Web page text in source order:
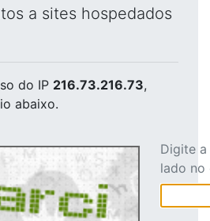
a sites hospedados
do IP 216.73.216.73,
abaixo.
Digite
lado no